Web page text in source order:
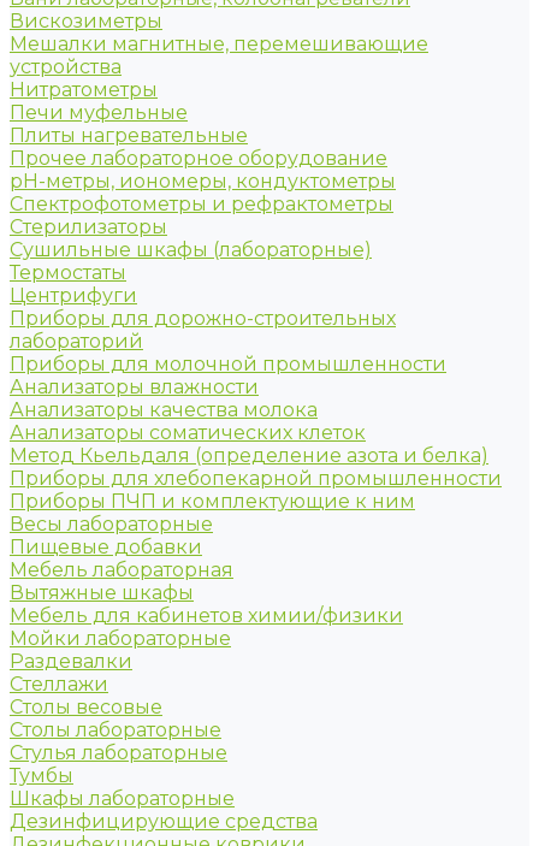
Вискозиметры
Мешалки магнитные, перемешивающие
устройства
Нитратометры
Печи муфельные
Плиты нагревательные
Прочее лабораторное оборудование
рН-метры, иономеры, кондуктометры
Спектрофотометры и рефрактометры
Стерилизаторы
Сушильные шкафы (лабораторные)
Термостаты
Центрифуги
Приборы для дорожно-строительных
лабораторий
Приборы для молочной промышленности
Анализаторы влажности
Анализаторы качества молока
Анализаторы соматических клеток
Метод Кьельдаля (определение азота и белка)
Приборы для хлебопекарной промышленности
Приборы ПЧП и комплектующие к ним
Весы лабораторные
Пищевые добавки
Мебель лабораторная
Вытяжные шкафы
Мебель для кабинетов химии/физики
Мойки лабораторные
Раздевалки
Стеллажи
Столы весовые
Столы лабораторные
Стулья лабораторные
Тумбы
Шкафы лабораторные
Дезинфицирующие средства